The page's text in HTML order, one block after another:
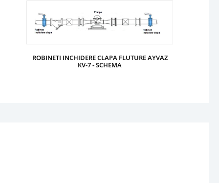
ROBINETI INCHIDERE CLAPA FLUTURE AYVAZ
KV-7 - SCHEMA